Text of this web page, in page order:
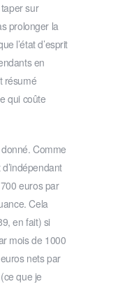
sur
prolonger la
l’état d’esprit
en
résumé
qui coûte
donné. Comme
euros par
Cela
en fait) si
mois de 1000
nets par
que je